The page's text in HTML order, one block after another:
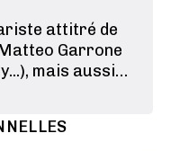
attitré de
Garrone
mais aussi
Andò, nous
il est